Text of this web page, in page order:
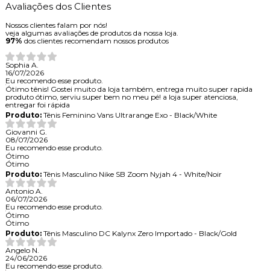
Avaliações dos Clientes
Nossos clientes falam por nós!
veja algumas avaliações de produtos da nossa loja.
97% dos clientes recomendam nossos produtos
Sophia A.
16/07/2026
Eu recomendo esse produto.
Ótimo tênis! Gostei muito da loja também, entrega muito super rapida
produto ótimo, serviu super bem no meu pé! a loja super atenciosa,
entregar foi rápida
Produto:Tênis Feminino Vans Ultrarange Exo - Black/White
Giovanni G.
08/07/2026
Eu recomendo esse produto.
Ótimo
Ótimo
Produto:Tênis Masculino Nike SB Zoom Nyjah 4 - White/Noir
Antonio A.
06/07/2026
Eu recomendo esse produto.
Ótimo
Ótimo
Produto:Tênis Masculino DC Kalynx Zero Importado - Black/Gold
Angelo N.
24/06/2026
Eu recomendo esse produto.